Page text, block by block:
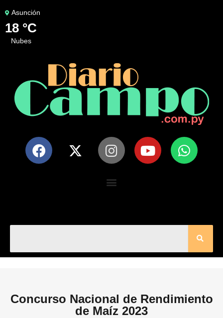
Asunción
18 °C
nubes
Concurso Nacional de Rendimiento
de Maíz 2023